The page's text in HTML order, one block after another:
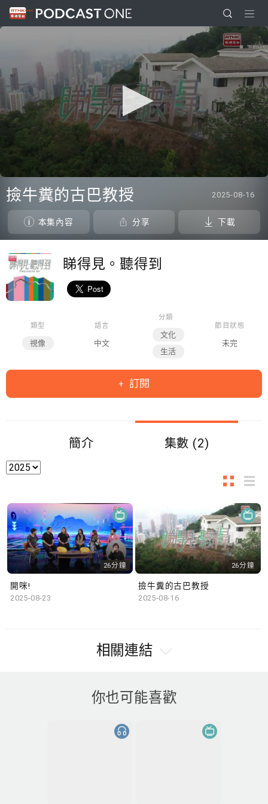
seconds
of
minutes,
seconds
撿牛糞的古巴教授 2025-08-16
本集內容 分享 下載
睇得見。聽得到
類型
視像
語言
中文
分類
文化
生活
節目狀態
未完
訂閱
簡介 集數 (2)
26分鐘
開咪!
2025-08-23
26分鐘
撿牛糞的古巴教授
2025-08-16
相關連結
你也可能喜歡